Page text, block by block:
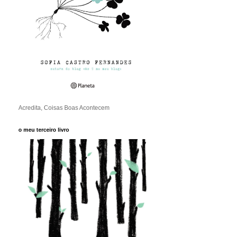
Acredita, Coisas Boas Acontecem
o meu terceiro livro